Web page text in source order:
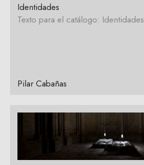
Identidades
Texto para el catálogo: Identidades
Pilar Cabañas